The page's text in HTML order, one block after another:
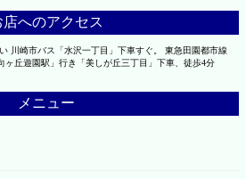
店へのアクセス
川崎市バス「水沢一丁目」下車すぐ。 東急田園都市線
ヶ丘遊園駅」行き「美しが丘三丁目」下車、徒歩4分
メニュー